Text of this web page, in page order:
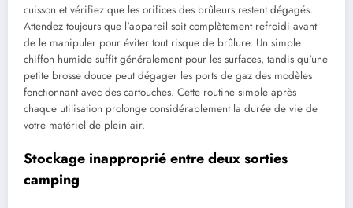
cuisson et vérifiez que les orifices des brûleurs restent dégagés.
Attendez toujours que l'appareil soit complètement refroidi avant
de le manipuler pour éviter tout risque de brûlure. Un simple
chiffon humide suffit généralement pour les surfaces, tandis qu'une
petite brosse douce peut dégager les ports de gaz des modèles
fonctionnant avec des cartouches. Cette routine simple après
chaque utilisation prolonge considérablement la durée de vie de
votre matériel de plein air.
Stockage inapproprié entre deux sorties
camping